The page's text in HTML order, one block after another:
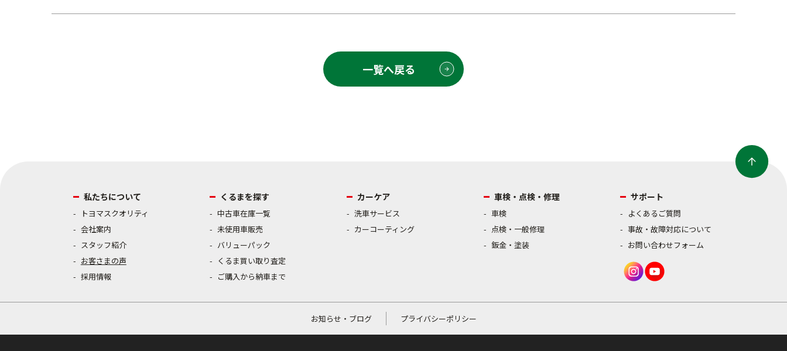
一覧へ戻る
私たちについて
トヨマスクオリティ
会社案内
スタッフ紹介
お客さまの声
採用情報
くるまを探す
中古車在庫一覧
未使用車販売
バリューパック
くるま買い取り査定
ご購入から納車まで
カーケア
洗車サービス
カーコーティング
車検・点検・修理
車検
点検・一般修理
鈑金・塗装
サポート
よくあるご質問
事故・故障対応について
お問い合わせフォーム
お知らせ・ブログ プライバシーポリシー